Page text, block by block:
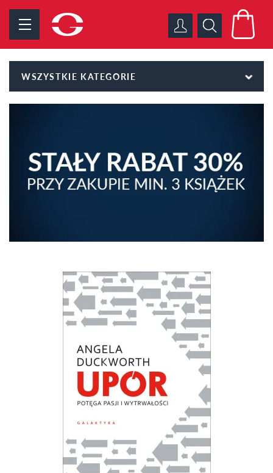
WSZYSTKIE KATEGORIE